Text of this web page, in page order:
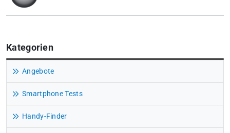
Kategorien
Angebote
Smartphone Tests
Handy-Finder